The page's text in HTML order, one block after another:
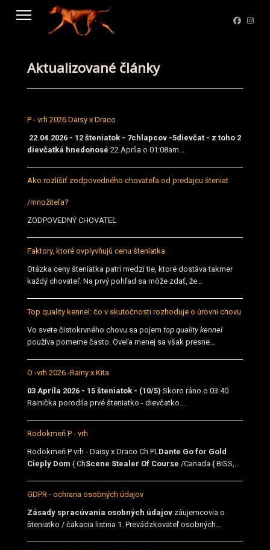
Aktualizované články
P - vrh 2026 Daisy x Draco
22.04.2026 - 12 šteniatok - 7chlapcov -5dievčat - z toho 2
dievčatká hnedonosé 22.Apríla o 01:08am...
Ako rozlíšiť zodpovedného chovateľa od predajcu šteniat
/množiteľa?
ZODPOVEDNÝ CHOVATEĽ
Faktory, ktoré ovplyvňujú cenu šteniatka
Otázka ceny šteniatka patrí medzi tie, ktoré dostáva takmer
každý chovateľ. Na prvý pohľad sa môže zdať, že...
Top quality kennel: čo v skutočnosti rozhoduje o úrovni chovu
Vo svete čistokrvného chovu sa pojem top quality kennel
používa pomerne často. Oveľa menej sa však presne...
O -vrh 2026 -Rainy x Kita
03 Apríla 2026 - 15 šteniatok - (10/5) Skoro ráno o 03:40
Rainička porodila prvé šteniatko - dievčatko...
Rodokmeň P - vrh
Rodokmeň P vrh - Daisy x Draco Ch PLDante Go for Gold
Cieply Dom { ChScene Stealer Of Course /Canada { BISS,...
GDPR - ochrana osobných údajov
Zásady spracúvania osobných údajov záujemcovia o
šteniatko / čakacia listina 1. Prevádzkovateľ osobných...